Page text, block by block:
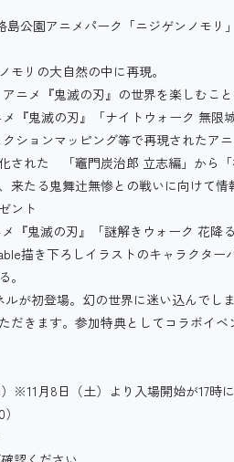
公園アニメパーク「ニジゲンノモリ」
リの大自然の中に再現。
ニメ『鬼滅の刃』の世界を楽しむこ
『鬼滅の刃』「ナイトウォーク 無限
ションマッピング等で再現されたア
された 「竈門炭治郎 立志編」から
来たる鬼舞辻無惨との戦いに向けて
ント
『鬼滅の刃』「謎解きウォーク 花降
描き下ろしイラストのキャラクター
。
が初登場。幻の世界に迷い込んでし
だきます。参加特典としてコラボイ
）※11月8日（土）より入場開始が17時